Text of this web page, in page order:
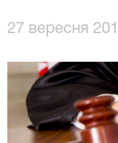
27 вересня